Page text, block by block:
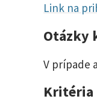
Link na
Otázky
V prípade
Kritéria